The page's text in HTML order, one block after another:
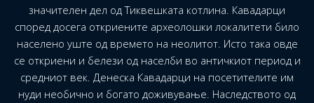
значителен дел од Тиквешката котлина. Кавадарци
според досега откриените археолошки локалитети било
населено уште од времето на неолитот. Исто така овде
се откриени и белези од населби во античкиот период и
средниот век. Денеска Кавадарци на посетителите им
нуди необично и богато доживување. Наследството од